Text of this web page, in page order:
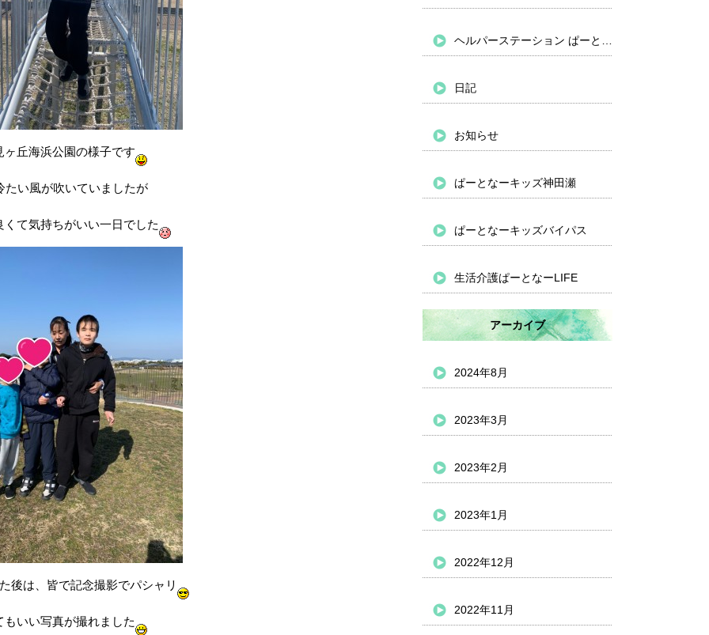
ヶ丘海浜公園の様子です
たい風が吹いていましたが
くて気持ちがいい一日でした
後は、皆で記念撮影でパシャリ
もいい写真が撮れました
日記
お知らせ
ぱーとなーキッズ神田瀬
ぱーとなーキッズバイパス
生活介護ぱーとなーLIFE
アーカイブ
2024年8月
2023年3月
2023年2月
2023年1月
2022年12月
2022年11月